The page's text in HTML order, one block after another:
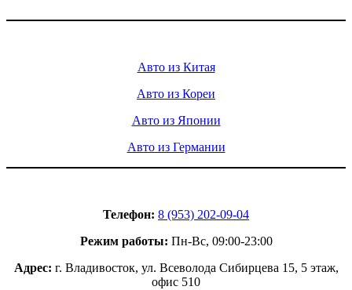
Авто из Китая
Авто из Кореи
Авто из Японии
Авто из Германии
Телефон: 8 (953) 202-09-04
Режим работы: Пн-Вс, 09:00-23:00
Адрес: г. Владивосток, ул. Всеволода Сибирцева 15, 5 этаж,
офис 510